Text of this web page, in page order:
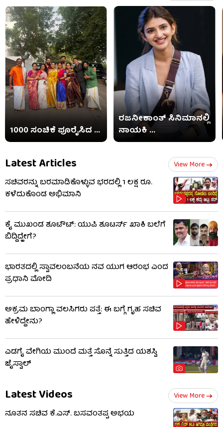
1000 ಸಂಚಿಕೆ ಪೂರೈಸಿದ ...
ರಜನೀಕಾಂತ್ ಸಿನಿಮಾನಲ್ಲಿ
ನಾಯಕಿ ...
Latest Articles View More
ಸಚಿವರನ್ನು ಬರಮಾಡಿಕೊಳ್ಳುವ ಭರದಲ್ಲಿ 1 ಲಕ್ಷ ರೂ.
ಕಳೆದುಕೊಂಡ ಅಭಿಮಾನಿ
ಕೈ ಮುಖಂಡ ಶೂಟೌಟ್: ಯುಪಿ ಶೂಟರ್ಸ್​ ಖಾಕಿ ಬಲೆಗೆ
ಬಿದ್ದಿದ್ಹೇಗೆ?
ಭಾರತದಲ್ಲಿ ಸ್ವಾವಲಂಬನೆಯ ನವ ಯುಗ ಆರಂಭ ಎಂದ
ಪ್ರಧಾನಿ ಮೋದಿ
ಅಕ್ರಮ ಬಾಂಗ್ಲಾ ವಲಸಿಗರು ಪತ್ತೆ: ಈ ಬಗ್ಗೆ ಗೃಹ ಸಚಿವ
ಹೇಳಿದ್ದೇನು?
ಎಡಗೈ ವೇಗಿಯ ಮುಂದೆ ಮತ್ತೆ ಸೊನ್ನೆ ಸುತ್ತಿದ ಯಶಸ್ವಿ
ಜೈಸ್ವಾಲ್
Latest Videos View More
ನೂತನ ಸಚಿವ ಕೆ.ಎಸ್. ಬಸವಂತಪ್ಪ ಅಭಯ